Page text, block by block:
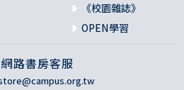
《校園雜誌》
OPEN學習
路書房客服